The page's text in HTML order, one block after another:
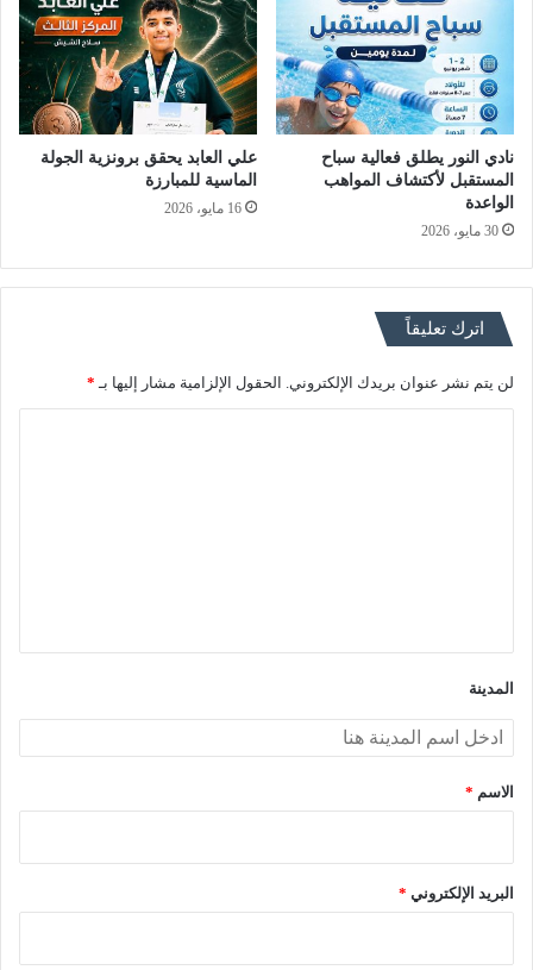
نادي النور يطلق فعالية سباح
المستقبل لأكتشاف المواهب
الواعدة
30 مايو، 2026
علي العابد يحقق برونزية الجولة
الماسية للمبارزة
16 مايو، 2026
اترك تعليقاً
لن يتم نشر عنوان بريدك الإلكتروني. الحقول الإلزامية مشار إليها بـ *
المدينة
الاسم *
البريد الإلكتروني *